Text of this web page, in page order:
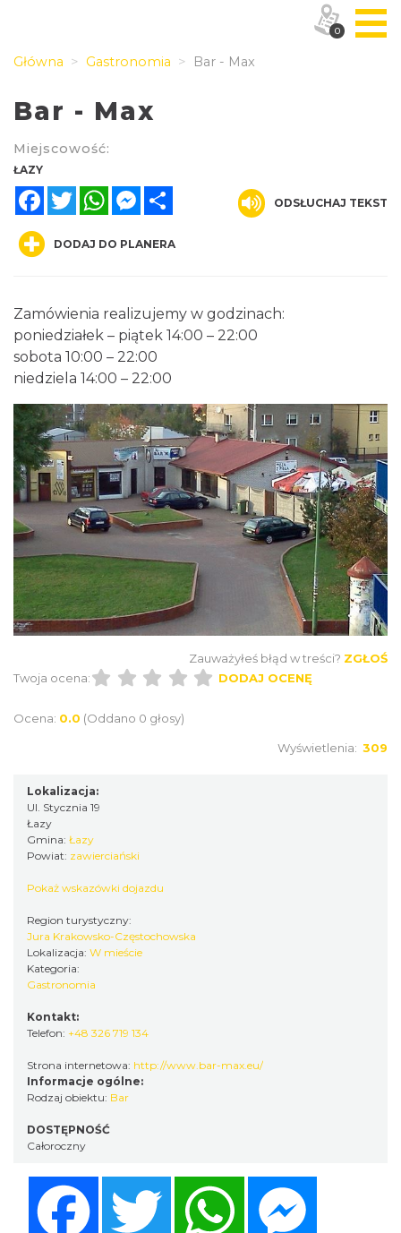
Główna Gastronomia Bar - Max
Bar - Max
Miejscowość:
ŁAZY
FacebookTwitterWhatsAppMessenger
ODSŁUCHAJ TEKST
DODAJ DO PLANERA
Zamówienia realizujemy w godzinach:
poniedziałek – piątek 14:00 – 22:00
sobota 10:00 – 22:00
niedziela 14:00 – 22:00
Zauważyłeś błąd w treści? ZGŁOŚ
Twoja ocena:
DODAJ OCENĘ
Ocena: 0.0 (Oddano 0 głosy)
Wyświetlenia: 309
Lokalizacja:
Ul. Stycznia 19
Łazy
Gmina: Łazy
Powiat: zawierciański
Pokaż wskazówki dojazdu
Region turystyczny:
Jura Krakowsko-Częstochowska
Lokalizacja: W mieście
Kategoria:
Gastronomia
Kontakt:
Telefon: +48 326 719 134
Strona internetowa: http://www.bar-max.eu/
Informacje ogólne:
Rodzaj obiektu: Bar
DOSTĘPNOŚĆ
Całoroczny
Twitter WhatsApp
0